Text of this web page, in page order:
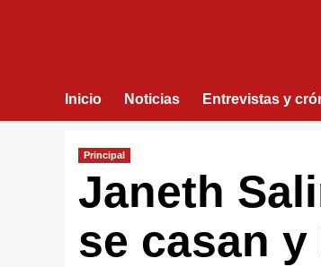
Inicio Noticias Entrevistas y
Principal
Janeth
se casan